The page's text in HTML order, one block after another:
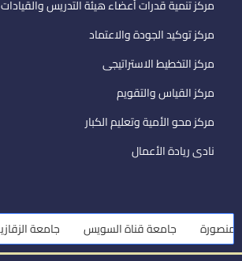
مركز تنمية قدرات أعضاء هيئة التدريس والقيادات
مركز توكيد الجودة والاعتماد
مركز التخطيط الاستراتيجى
مركز القياس والتقويم
مركز محو الأمية وتعليم الكبار
نادى ريادة الأعمال
جامعة قناة السويس جامعة الزقازيق